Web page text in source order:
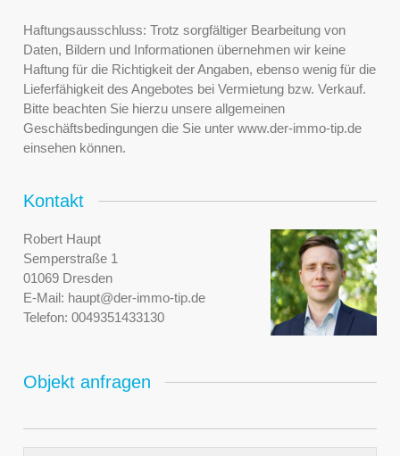
Haftungsausschluss: Trotz sorgfältiger Bearbeitung von
Daten, Bildern und Informationen übernehmen wir keine
Haftung für die Richtigkeit der Angaben, ebenso wenig für die
Lieferfähigkeit des Angebotes bei Vermietung bzw. Verkauf.
Bitte beachten Sie hierzu unsere allgemeinen
Geschäftsbedingungen die Sie unter www.der-immo-tip.de
einsehen können.
Kontakt
Robert Haupt
Semperstraße 1
01069 Dresden
E-Mail: haupt@der-immo-tip.de
Telefon: 0049351433130
Objekt anfragen